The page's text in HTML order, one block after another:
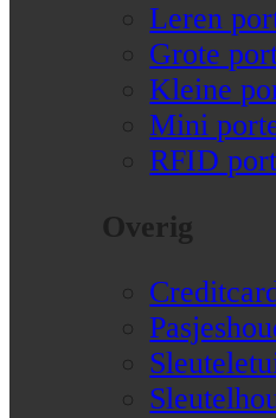
Leren
Grote
Kleine
Mini
RFID
Overig